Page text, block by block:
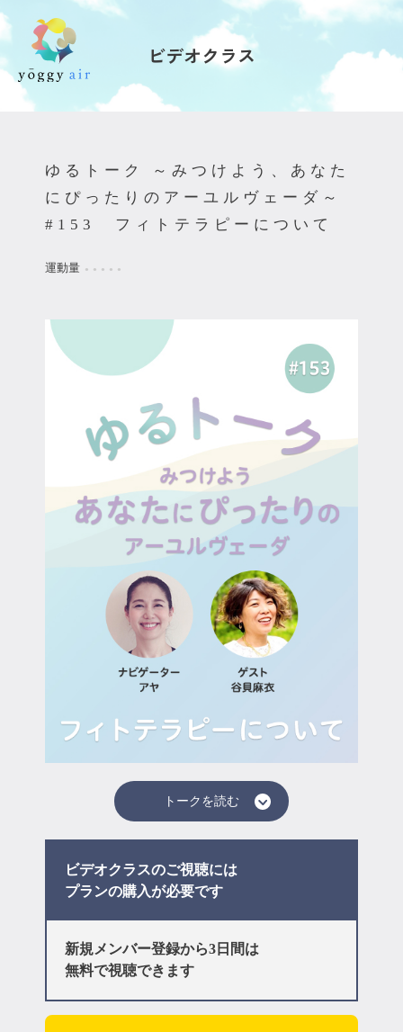
受講の流れ
インストラクター一覧
yoggy magazine
マイページ
会員規約について
クラス参加にあたっての同意書
特定商取引にかかわる表示
プライバシーポリシー
ビデオクラス
ゆるトーク ～みつけよう、あなた
にぴったりのアーユルヴェーダ～
#153 フィトテラピーについて
運動量 ● ● ● ● ●
トークを読む
ビデオクラスのご視聴には
プランの購入が必要です
新規メンバー登録から3日間は
無料で視聴できます